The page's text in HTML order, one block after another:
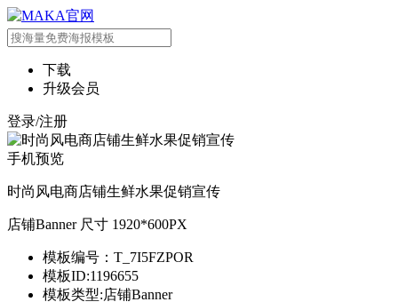
下载
升级会员
登录/注册
手机预览
时尚风电商店铺生鲜水果促销宣传
店铺Banner 尺寸 1920*600PX
模板编号：T_7I5FZPOR
模板ID:1196655
模板类型:店铺Banner